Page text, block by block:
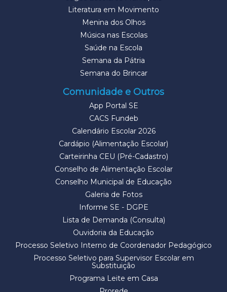
Literatura em Movimento
Menina dos Olhos
Música nas Escolas
Saúde na Escola
Semana da Pátria
Semana do Brincar
Comunidade e Outros
App Portal SE
CACS Fundeb
Calendário Escolar 2026
Cardápio (Alimentação Escolar)
Carteirinha CEU (Pré-Cadastro)
Conselho de Alimentação Escolar
Conselho Municipal de Educação
Galeria de Fotos
Informe SE - DGPE
Lista de Demanda (Consulta)
Ouvidoria da Educação
Processo Seletivo Interno de Coordenador Pedagógico
Processo Seletivo para Supervisor Escolar em
Substituição
Programa Leite em Casa